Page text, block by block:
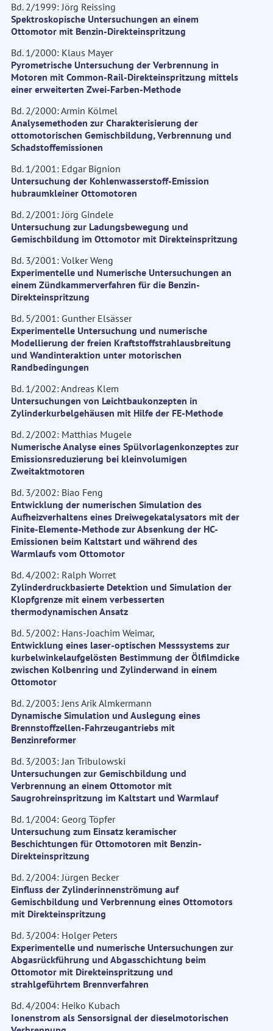
Bd. 2/1999: Jörg Reissing
Spektroskopische Untersuchungen an einem
Ottomotor mit Benzin-Direkteinspritzung
Bd. 1/2000: Klaus Mayer
Pyrometrische Untersuchung der Verbrennung in
Motoren mit Common-Rail-Direkteinspritzung mittels
einer erweiterten Zwei-Farben-Methode
Bd. 2/2000: Armin Kölmel
Analysemethoden zur Charakterisierung der
ottomotorischen Gemischbildung, Verbrennung und
Schadstoffemissionen
Bd. 1/2001: Edgar Bignion
Untersuchung der Kohlenwasserstoff-Emission
hubraumkleiner Ottomotoren
Bd. 2/2001: Jörg Gindele
Untersuchung zur Ladungsbewegung und
Gemischbildung im Ottomotor mit Direkteinspritzung
Bd. 3/2001: Volker Weng
Experimentelle und Numerische Untersuchungen an
einem Zündkammerverfahren für die Benzin-
Direkteinspritzung
Bd. 5/2001: Gunther Elsässer
Experimentelle Untersuchung und numerische
Modellierung der freien Kraftstoffstrahlausbreitung
und Wandinteraktion unter motorischen
Randbedingungen
Bd. 1/2002: Andreas Klem
Untersuchungen von Leichtbaukonzepten in
Zylinderkurbelgehäusen mit Hilfe der FE-Methode
Bd. 2/2002: Matthias Mugele
Numerische Analyse eines Spülvorlagenkonzeptes zur
Emissionsreduzierung bei kleinvolumigen
Zweitaktmotoren
Bd. 3/2002: Biao Feng
Entwicklung der numerischen Simulation des
Aufheizverhaltens eines Dreiwegekatalysators mit der
Finite-Elemente-Methode zur Absenkung der HC-
Emissionen beim Kaltstart und während des
Warmlaufs vom Ottomotor
Bd. 4/2002: Ralph Worret
Zylinderdruckbasierte Detektion und Simulation der
Klopfgrenze mit einem verbesserten
thermodynamischen Ansatz
Bd. 5/2002: Hans-Joachim Weimar,
Entwicklung eines laser-optischen Messsystems zur
kurbelwinkelaufgelösten Bestimmung der Ölfilmdicke
zwischen Kolbenring und Zylinderwand in einem
Ottomotor
Bd. 2/2003: Jens Arik Almkermann
Dynamische Simulation und Auslegung eines
Brennstoffzellen-Fahrzeugantriebs mit
Benzinreformer
Bd. 3/2003: Jan Tribulowski
Untersuchungen zur Gemischbildung und
Verbrennung an einem Ottomotor mit
Saugrohreinspritzung im Kaltstart und Warmlauf
Bd. 1/2004: Georg Töpfer
Untersuchung zum Einsatz keramischer
Beschichtungen für Ottomotoren mit Benzin-
Direkteinspritzung
Bd. 2/2004: Jürgen Becker
Einfluss der Zylinderinnenströmung auf
Gemischbildung und Verbrennung eines Ottomotors
mit Direkteinspritzung
Bd. 3/2004: Holger Peters
Experimentelle und numerische Untersuchungen zur
Abgasrückführung und Abgasschichtung beim
Ottomotor mit Direkteinspritzung und
strahlgeführtem Brennverfahren
Bd. 4/2004: Heiko Kubach
Ionenstrom als Sensorsignal der dieselmotorischen